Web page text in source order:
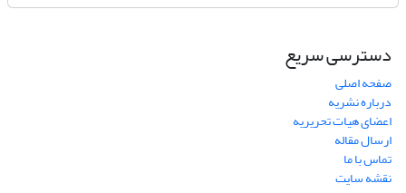
دسترسی سریع
صفحه اصلی
درباره نشریه
اعضای هیات تحریریه
ارسال مقاله
تماس با ما
نقشه سایت